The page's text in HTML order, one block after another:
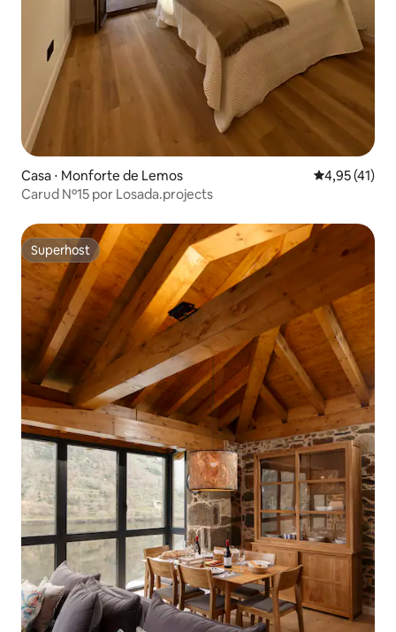
Casa ⋅ Monforte de Lemos 4,95 de uma
4,95 (41)
Carud Nº15 por Losada.projects
Superhost
Superhost